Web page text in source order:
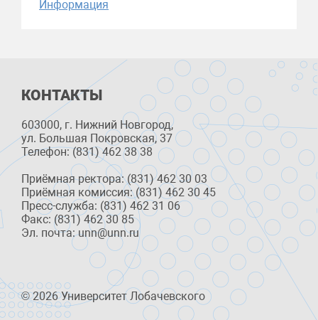
Информация
КОНТАКТЫ
603000, г. Нижний Новгород,
ул. Большая Покровская, 37
Телефон: (831) 462 38 38
Приёмная ректора: (831) 462 30 03
Приёмная комиссия: (831) 462 30 45
Пресс-служба: (831) 462 31 06
Факс: (831) 462 30 85
Эл. почта: unn@unn.ru
© 2026 Университет Лобачевского